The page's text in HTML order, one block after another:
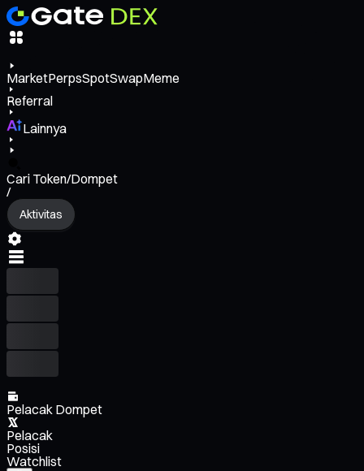
MarketPerpsSpotSwapMeme
Referral
Lainnya
Cari Token/Dompet
/
Aktivitas
Pelacak Dompet
Pelacak
Posisi
Watchlist